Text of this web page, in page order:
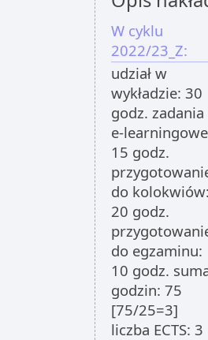
W cyklu
2022/23_Z:
udział w
wykładzie: 30
godz. zadania
e-
15 godz.
do
20 godz.
do egzaminu:
10 godz.
godzin: 75
[75/25=3]
liczba ECTS: 3